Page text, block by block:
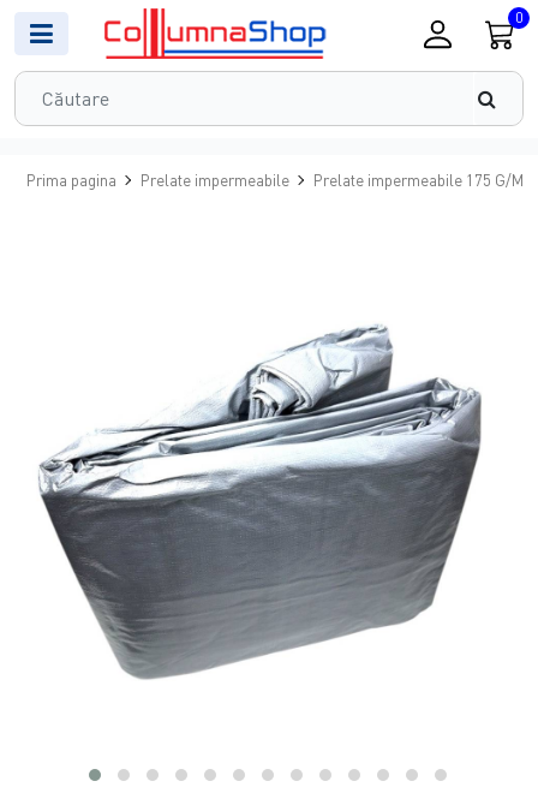
0
Prima pagina Prelate impermeabile Prelate impermeabile 175 G/MP